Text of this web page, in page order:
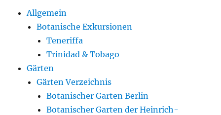
Allgemein
Botanische Exkursionen
Teneriffa
Trinidad & Tobago
Gärten
Gärten Verzeichnis
Botanischer Garten Berlin
Botanischer Garten der Heinrich-